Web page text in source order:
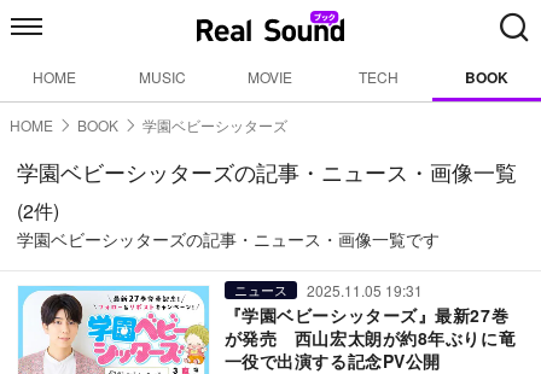
HOME MUSIC MOVIE TECH BOOK
HOME BOOK 学園ベビーシッターズ
学園ベビーシッターズの記事・ニュース・画像一覧
(2件)
学園ベビーシッターズの記事・ニュース・画像一覧です
ニュース 2025.11.05 19:31
『学園ベビーシッターズ』最新27巻
が発売 西山宏太朗が約8年ぶりに竜
一役で出演する記念PV公開